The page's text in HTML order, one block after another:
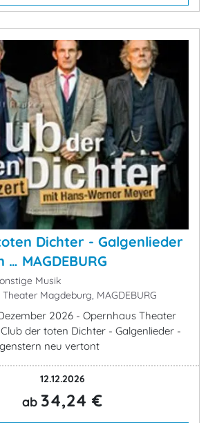
Dichter - Galgenlieder
MAGDEBURG
Musik
Magdeburg, MAGDEBURG
2026 - Opernhaus Theater
der toten Dichter - Galgenlieder -
neu vertont
12.12.2026
ab 34,24 €